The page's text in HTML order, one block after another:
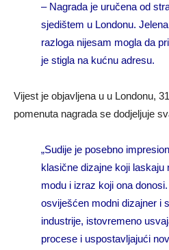
– Nagrada je uručena od
sjedištem u Londonu.
razloga nijesam mogla da
je stigla na kućnu adresu.
Vijest je objavljena u u Londonu,
pomenuta nagrada se dodjeljuje
„Sudije je posebno
klasične dizajne koji laskaju
modu i izraz koji ona
osviješćen modni dizajner i
industrije, istovremeno
procese i uspostavljajući